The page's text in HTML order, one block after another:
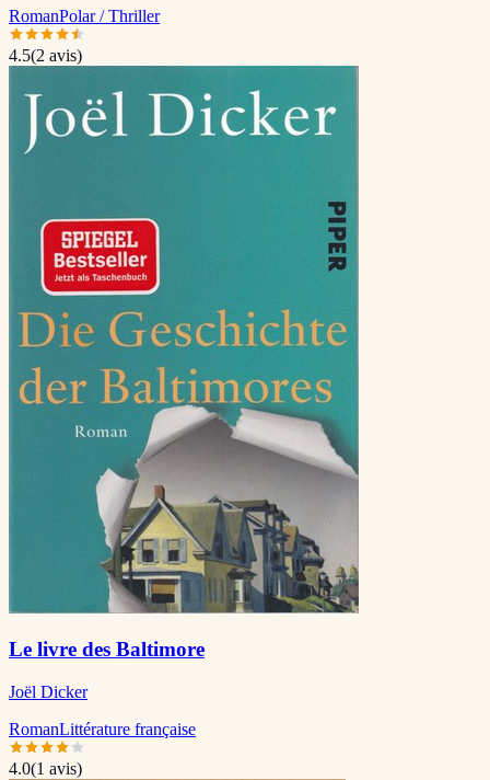
RomanPolar / Thriller
4.5(2 avis)
Le livre des Baltimore
Joël Dicker
RomanLittérature française
4.0(1 avis)